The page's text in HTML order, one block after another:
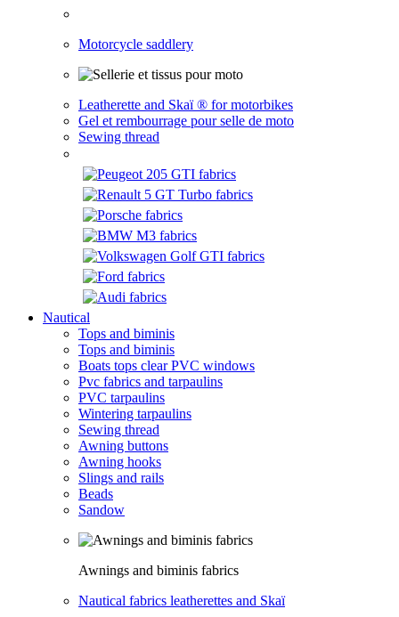
Motorcycle saddlery
Leatherette and Skaï ® for motorbikes
Gel et rembourrage pour selle de moto
Sewing thread
Nautical
Tops and biminis
Tops and biminis
Boats tops clear PVC windows
Pvc fabrics and tarpaulins
PVC tarpaulins
Wintering tarpaulins
Sewing thread
Awning buttons
Awning hooks
Slings and rails
Beads
Sandow
Awnings and biminis fabrics
Nautical fabrics leatherettes and Skaï